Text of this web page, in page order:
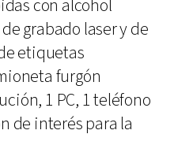
con alcohol
grabado laser y de
etiquetas
furgón
1 PC, 1 teléfono
de interés para la